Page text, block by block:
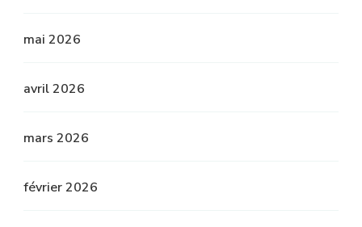
mai 2026
avril 2026
mars 2026
février 2026